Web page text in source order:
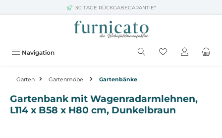
Zum Hauptinhalt springen30 TAGE RÜCKGABEGARANTIE*
Navigation
Garten Gartenmöbel Gartenbänke
Gartenbank mit Wagenradarmlehnen,
L114 x B58 x H80 cm, Dunkelbraun